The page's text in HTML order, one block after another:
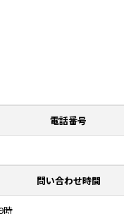
電話番号
問い合わせ時間
時